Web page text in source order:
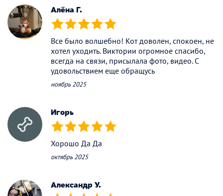
Алёна Г.
(*) (*) (*) (*) (*)
Все было волшебно! Кот доволен, спокоен, не
хотел уходить. Виктории огромное спасибо,
всегда на связи, присылала фото, видео. С
удовольствием еще обращусь
ноябрь 2025
Игорь
(*) (*) (*) (*) (*)
Хорошо Да Да
октябрь 2025
Алекcандр У.